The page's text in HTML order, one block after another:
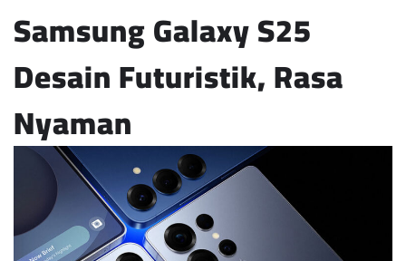
Samsung Galaxy S25
Desain Futuristik, Rasa
Nyaman